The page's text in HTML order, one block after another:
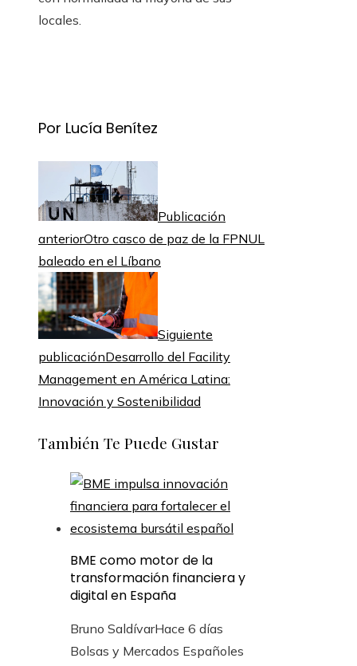
locales.
Por Lucía Benítez
Publicación
anteriorOtro casco de paz de la FPNUL
baleado en el Líbano
Siguiente
publicaciónDesarrollo del Facility
Management en América Latina:
Innovación y Sostenibilidad
También Te Puede Gustar
BME como motor de la
transformación financiera y
digital en España
Bruno SaldívarHace 6 días
Bolsas y Mercados Españoles